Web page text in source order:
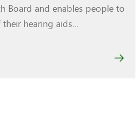
Board and enables people to
hearing aids...